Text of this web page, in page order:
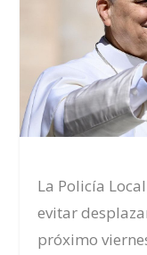
La Policía
evitar
próximo